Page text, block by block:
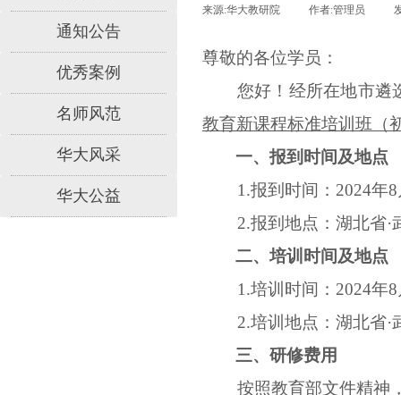
通知公告
优秀案例
名师风范
华大风采
华大公益
来源:华大教研院 作者:管理员
尊敬的各位学员：
您好！经所在地市遴
教育新课程标准培训班（
一、报到时间及地点
1.报到时间：2024年8
2.报到地点：湖北省·
二、培训时间及地点
1.培训时间：2024年
2.培训地点：湖北省·
三、研修费用
按照教育部文件精神